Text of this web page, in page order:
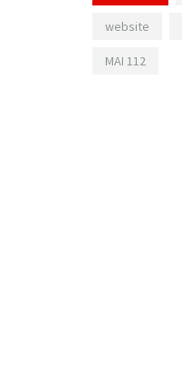
website
MAI 112